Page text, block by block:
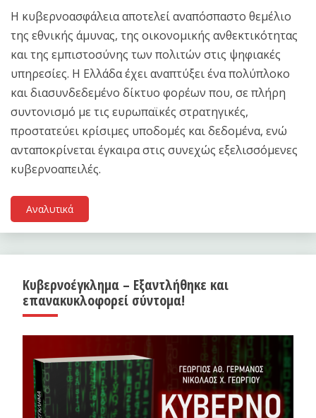
Η κυβερνοασφάλεια αποτελεί αναπόσπαστο θεμέλιο
της εθνικής άμυνας, της οικονομικής ανθεκτικότητας
και της εμπιστοσύνης των πολιτών στις ψηφιακές
υπηρεσίες. Η Ελλάδα έχει αναπτύξει ένα πολύπλοκο
και διασυνδεδεμένο δίκτυο φορέων που, σε πλήρη
συντονισμό με τις ευρωπαϊκές στρατηγικές,
προστατεύει κρίσιμες υποδομές και δεδομένα, ενώ
ανταποκρίνεται έγκαιρα στις συνεχώς εξελισσόμενες
κυβερνοαπειλές.
Αναλυτικά
Κυβερνοέγκλημα – Εξαντλήθηκε και
επανακυκλοφορεί σύντομα!